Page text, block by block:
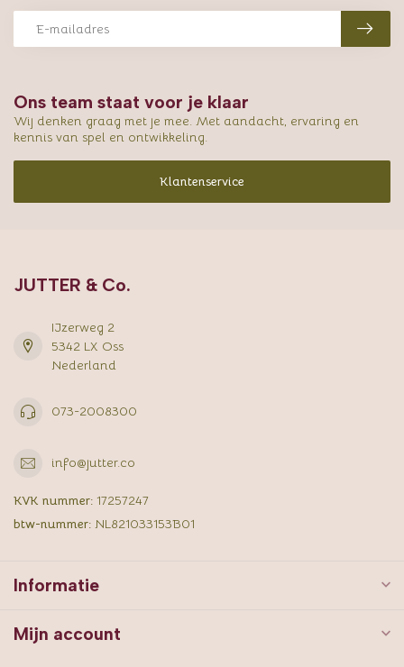
Ons team staat voor je klaar
Wij denken graag met je mee. Met aandacht, ervaring en
kennis van spel en ontwikkeling.
Klantenservice
JUTTER & Co.
IJzerweg 2
5342 LX Oss
Nederland
073-2008300
info@jutter.co
KVK nummer: 17257247
btw-nummer: NL821033153B01
Informatie
Mijn account